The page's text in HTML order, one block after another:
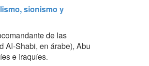
sionismo y
de las
Al-Shabi, en árabe), Abu
e iraquíes.